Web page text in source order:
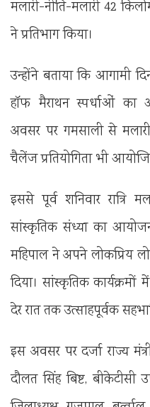
मलारी-नीति-मलारी 42
ने प्रतिभाग किया।
उन्होंने बताया कि आगामी
हॉफ मैराथन स्पर्धाओं का
अवसर पर गमसाली से
चैलेंज प्रतियोगिता भी
इससे पूर्व शनिवार रात्रि
सांस्कृतिक संध्या का
महिपाल ने अपने लोकप्रिय
दिया। सांस्कृतिक कार्यक्रमों
देर रात तक उत्साहपूर्वक
इस अवसर पर दर्जा राज्य
दौलत सिंह बिष्ट, बीकेटीसी